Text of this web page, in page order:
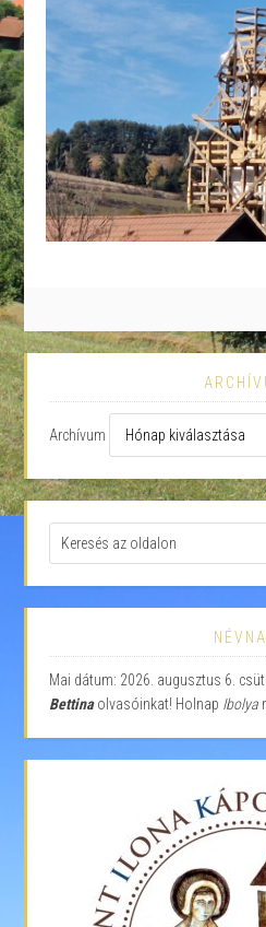
Archívum
Mai dátum: 2026. augusztus 6.
Bettinaolvasóinkat! Holnap Ibolya